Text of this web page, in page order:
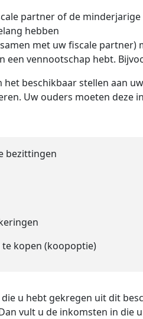
partner of de
hebben
met uw fiscale partner)
vennootschap hebt.
beschikbaar stellen aan
Uw ouders moeten deze
bezittingen
kopen (koopoptie)
u hebt gekregen uit dit
vult u de inkomsten in die